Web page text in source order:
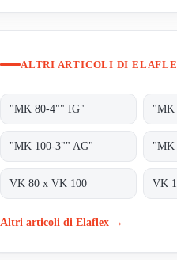
ALTRI ARTICOLI DI
"MK 80-4"" IG" "MK
"MK 100-3"" AG" "MK
VK 80 x VK 100 VK
Altri articoli di Elaflex →